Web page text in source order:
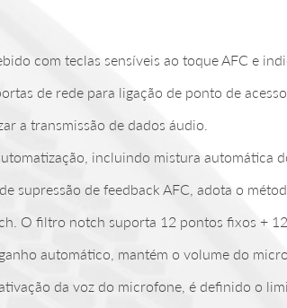
com teclas sensíveis ao toque AFC e
de rede para ligação de ponto de
a transmissão de dados áudio.
incluindo mistura automática
supressão de feedback AFC, adota o
O filtro notch suporta 12 pontos fixos +
automático, mantém o volume do
da voz do microfone, é definido o